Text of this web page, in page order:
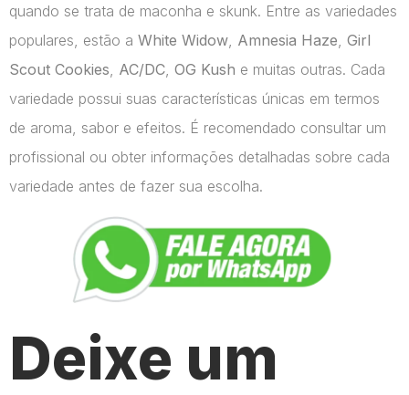
quando se trata de maconha e skunk. Entre as variedades
populares, estão a White Widow Amnesia Haze Girl
Scout Cookies AC/DC OG Kush e muitas outras. Cada
variedade possui suas características únicas em termos
de aroma, sabor e efeitos. É recomendado consultar um
profissional ou obter informações detalhadas sobre cada
variedade antes de fazer sua escolha.
Deixe um